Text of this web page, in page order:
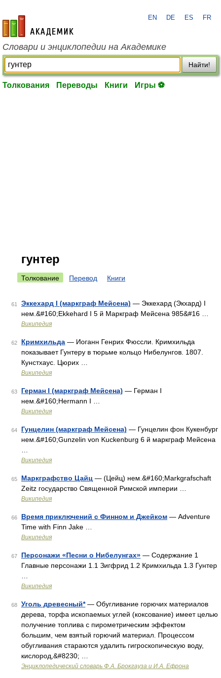
academic.ru
EN DE ES FR
Словари и энциклопедии на Академике
Найти!
Толкования Переводы Книги Игры ⚽
гунтер
Толкование Перевод Книги
61 Эккехард I (маркграф Мейсена) — Эккехард (Экхард) I
нем.&#160;Ekkehard I 5 й Маркграф Мейсена 985&#16 …
Википедия
62 Кримхильда — Иоганн Генрих Фюссли. Кримхильда
показывает Гунтеру в тюрьме кольцо Нибелунгов. 1807.
Кунстхаус. Цюрих …
Википедия
63 Герман I (маркграф Мейсена) — Герман I
нем.&#160;Hermann I …
Википедия
64 Гунцелин (маркграф Мейсена) — Гунцелин фон Кукенбург
нем.&#160;Gunzelin von Kuckenburg 6 й маркграф Мейсена
Википедия
65 Маркграфство Цайц — (Цейц) нем.&#160;Markgrafschaft
Zeitz государство Священной Римской империи …
Википедия
66 Время приключений с Финном и Джейком — Adventure
Time with Finn Jake …
Википедия
67 Персонажи «Песни о Нибелунгах» — Содержание 1
Главные персонажи 1.1 Зигфрид 1.2 Кримхильда 1.3 Гунтер
Википедия
68 Уголь древесный*— Обугливание горючих материалов
дерева, торфа ископаемых углей (коксование) имеет целью
получение топлива с пирометрическим эффектом
большим, чем взятый горючий материал. Процессом
обугливания стараются удалить гигроскопическую воду,
кислород,&#8230; …
Энциклопедический словарь Ф.А. Брокгауза и И.А. Ефрона